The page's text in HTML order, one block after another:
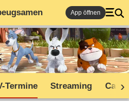
App öffnen
Termine Streaming Cast